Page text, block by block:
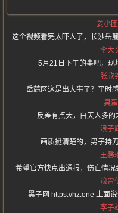
姜小
这个视频看完太吓人了，长沙岳
李大
5月21日下午的事吧，现
张欣
岳麓区这是出大事了？平时
臭蛋
反差有点大，白天人多的
浪子
画质挺清楚的，男子持
王馨
希望官方快点出通报，伤亡情况
浪胃
黑子网 https://hz.one 上面
李子